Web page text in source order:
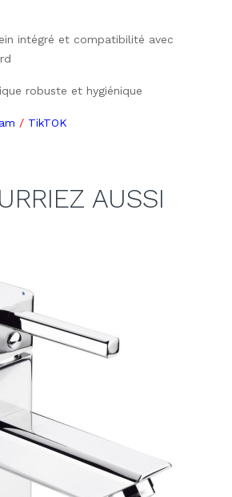
intégré et compatibilité avec
robuste et hygiénique
/ TikTOK
AUSSI